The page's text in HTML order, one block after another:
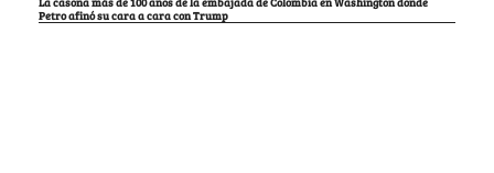
Petro afinó su cara a cara con Trump